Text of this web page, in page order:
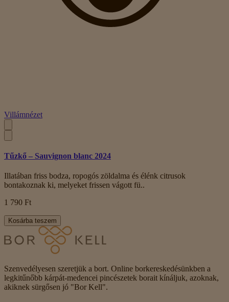
Villámnézet
Tűzkő – Sauvignon blanc 2024
Illatában friss bodza, ropogós zöldalma és élénk citrusok
bontakoznak ki, melyeket frissen vágott fü..
1 790 Ft
Kosárba teszem
Szenvedélyesen szeretjük a bort. Online borkereskedésünkben a
legkitűnőbb kárpát-medencei pincészetek borait kínáljuk, azoknak,
akiknek sürgősen jó "Bor Kell".